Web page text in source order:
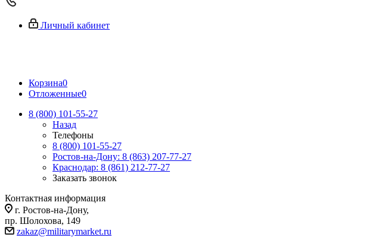
Личный кабинет
Корзина0
Отложенные0
8 (800) 101-55-27
Назад
Телефоны
8 (800) 101-55-27
Ростов-на-Дону: 8 (863) 207-77-27
Краснодар: 8 (861) 212-77-27
Заказать звонок
Контактная информация
г. Ростов-на-Дону,
пр. Шолохова, 149
zakaz@militarymarket.ru